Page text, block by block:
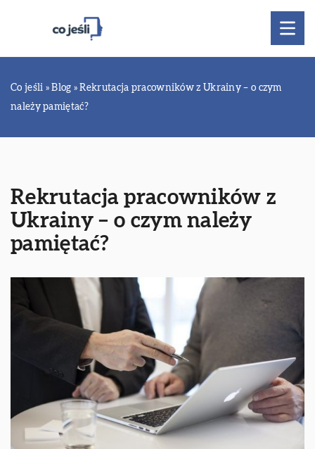
Co jeśli »Blog »Rekrutacja pracowników z Ukrainy – o czym
należy pamiętać?
Rekrutacja pracowników z
Ukrainy – o czym należy
pamiętać?